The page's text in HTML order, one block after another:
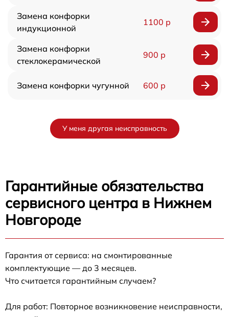
Замена конфорки
индукционной
1100 р
Замена конфорки
стеклокерамической
900 р
Замена конфорки чугунной 600 р
У меня другая неисправность
Гарантийные обязательства
сервисного центра в Нижнем
Новгороде
Гарантия от сервиса: на смонтированные
комплектующие — до 3 месяцев.
Что считается гарантийным случаем?
Для работ: Повторное возникновение неисправности,